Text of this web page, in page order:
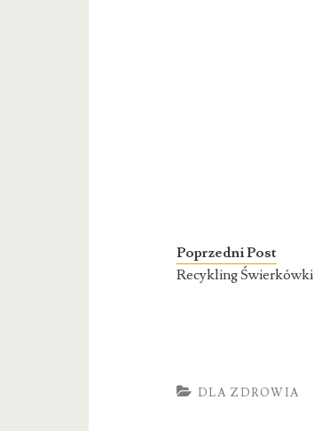
Poprzedni Post
Recykling Świerkówki
DLA ZDROWIA